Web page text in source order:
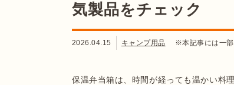
気製品をチェック
2026.04.15 キャンプ用品 ※本記事には一
保温弁当箱は、時間が経っても温かい料